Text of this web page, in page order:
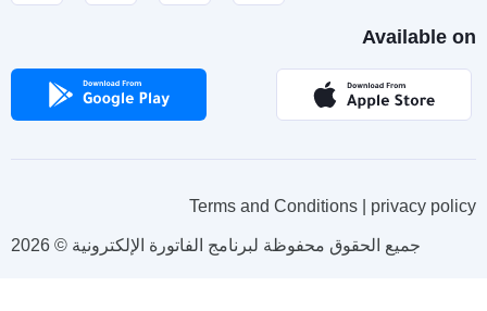
Available on
Terms and Conditions | privacy policy
2026 © جميع الحقوق محفوظة لبرنامج الفاتورة الإلكترونية